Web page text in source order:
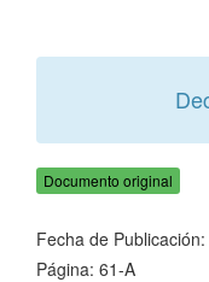
Documento original
Fecha de
Página: 61-A